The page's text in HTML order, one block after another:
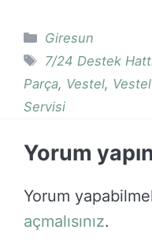
Kategoriler
Giresun
Etiketler
7/24 Destek
Parça, Vestel,
Servisi
Yorum
Yorum
açmalısınız.